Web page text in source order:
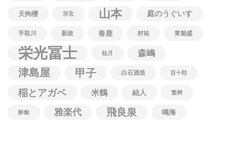
天狗櫻 宗玄 山本 庭のうぐいす
手取川 新政 春鹿 村祐 東魁盛
栄光冨士 桂月 森嶋
津島屋 甲子 白石酒造 百十郎
稲とアガベ 米鶴 結人 繁桝
酔鯨 雅楽代 飛良泉 鳴海